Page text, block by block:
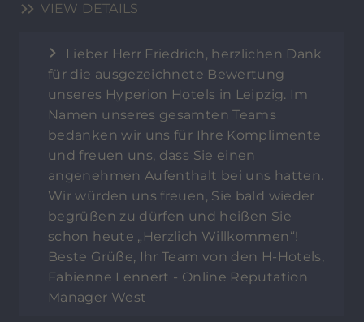
VIEW DETAILS
Lieber Herr Friedrich, herzlichen Dank
für die ausgezeichnete Bewertung
unseres Hyperion Hotels in Leipzig. Im
Namen unseres gesamten Teams
bedanken wir uns für Ihre Komplimente
und freuen uns, dass Sie einen
angenehmen Aufenthalt bei uns hatten.
Wir würden uns freuen, Sie bald wieder
begrüßen zu dürfen und heißen Sie
schon heute „Herzlich Willkommen“!
Beste Grüße, Ihr Team von den H-Hotels,
Fabienne Lennert - Online Reputation
Manager West